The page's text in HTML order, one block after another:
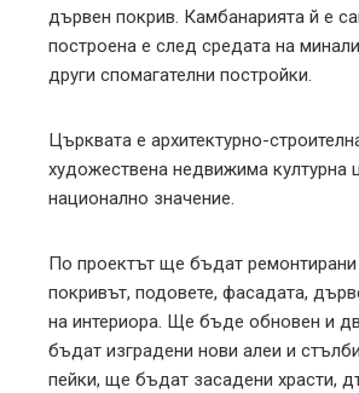
дървен покрив. Камбанарията й е
построена е след средата на
други спомагателни постройки.
Църквата е архитектурно-
художествена недвижима културна
национално значение.
По проектът ще бъдат
покривът, подовете, фасадата,
на интериора. Ще бъде обновен и
бъдат изградени нови алеи и
пейки, ще бъдат засадени храсти,